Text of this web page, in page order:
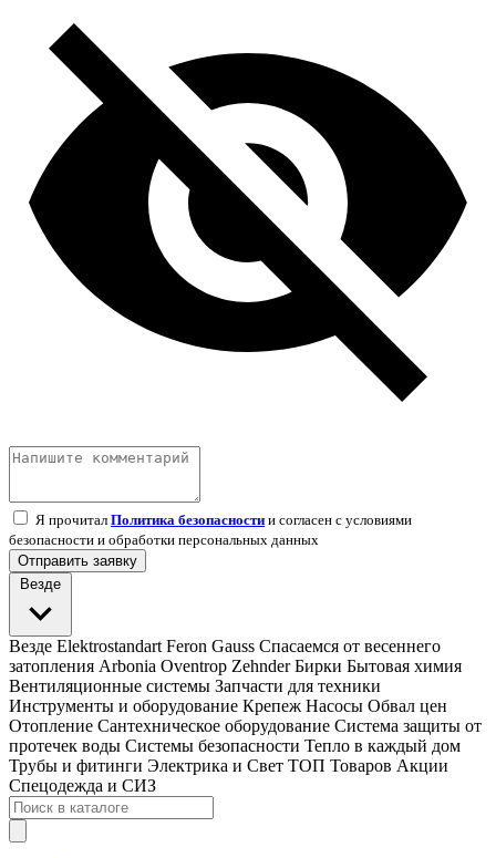
Я прочитал Политика безопасности и согласен с условиями
безопасности и обработки персональных данных
Отправить заявку
Везде
Везде Elektrostandart Feron Gauss Спасаемся от весеннего
затопления Arbonia Oventrop Zehnder Бирки Бытовая химия
Вентиляционные системы Запчасти для техники
Инструменты и оборудование Крепеж Насосы Обвал цен
Отопление Сантехническое оборудование Система защиты от
протечек воды Системы безопасности Тепло в каждый дом
Трубы и фитинги Электрика и Свет ТОП Товаров Акции
Спецодежда и СИЗ